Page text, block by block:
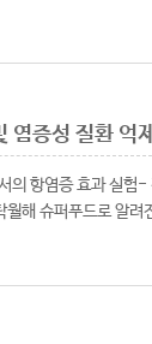
염증성 질환 억
의 항염증 효과 실험
해 슈퍼푸드로 알